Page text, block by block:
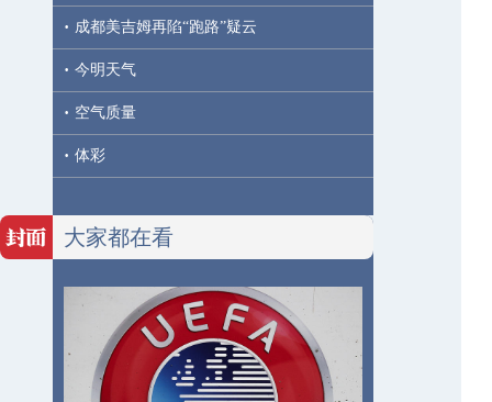
· 成都美吉姆再陷“跑路”疑云
· 今明天气
· 空气质量
· 体彩
大家都在看